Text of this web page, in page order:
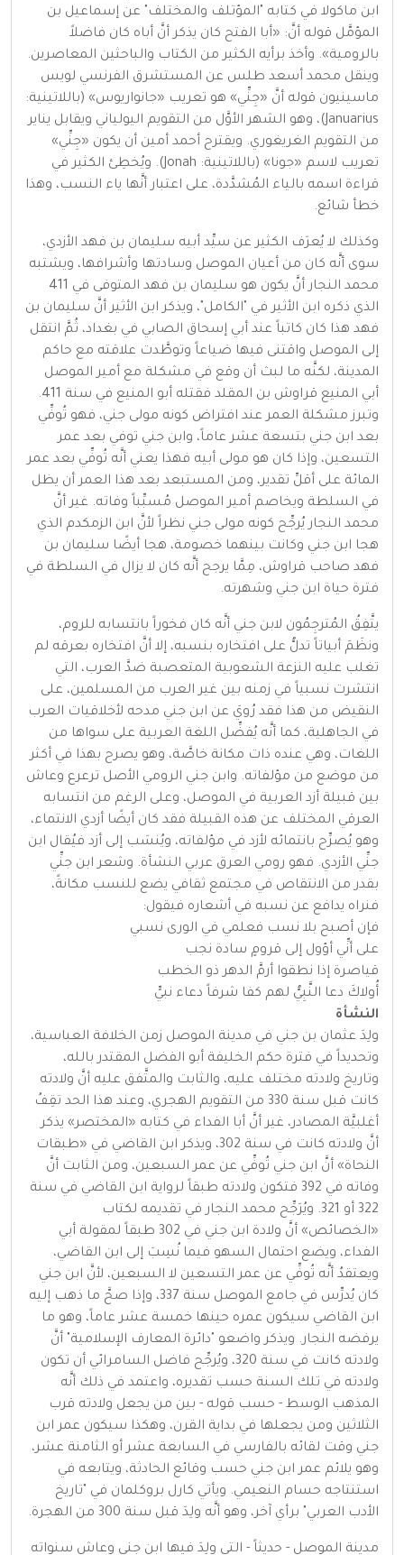
ابن ماكولا في كتابه "المؤتلف والمختلف" عن إسماعيل بن
المؤمَّل قوله أنَّ: «أبا الفتح كان يذكر أنَّ أباه كان فاضلاً
بالرومية». وأخذ برأيه الكثير من الكتاب والباحثين المعاصرين.
وينقل محمد أسعد طلس عن المستشرق الفرنسي لويس
ماسينيون قوله أنَّ «جِنِّي» هو تعريب «جانواريوس» (باللاتينية:
Januarius)، وهو الشهر الأوَّل من التقويم اليولياني ويقابل يناير
من التقويم الغريغوري. ويقترح أحمد أمين أن يكون «جِنِّي»
تعريب لاسم «جونا» (باللاتينية: Jonah). ويُخطِئ الكثير في
قراءة اسمه بالياء المُشدَّدة، على اعتبار أنَّها ياء النسب، وهذا
خطأ شائع.
وكذلك لا يُعرَف الكثير عن سيِّد أبيه سليمان بن فهد الأزدي،
سوى أنَّه كان من أعيان الموصل وسادتها وأشرافها، ويشتبه
محمد النجار أنَّ يكون هو سليمان بن فهد المتوفى في 411
الذي ذكره ابن الأثير في "الكامل"، ويذكر ابن الأثير أنَّ سليمان بن
فهد هذا كان كاتباً عند أبي إسحاق الصابي في بغداد، ثُمَّ انتقل
إلى الموصل واقتنى فيها ضياعاً وتوطَّدت علاقته مع حاكم
المدينة، لكنَّه ما لبث أن وقع في مشكلة مع أمير الموصل
أبي المنيع قراوش بن المقلد فقتله أبو المنيع في سنة 411.
وتبرز مشكلة العمر عند افتراض كونه مولى جني، فهو تُوفِّي
بعد ابن جني بتسعة عشر عاماً، وابن جني توفي بعد عمر
التسعين، وإذا كان هو مولى أبيه فهذا يعني أنَّه تُوفِّي بعد عمر
المائة على أقلِّ تقدير، ومن المستبعد بعد هذا العمر أن يظل
في السلطة ويخاصم أمير الموصل مُسبِّباً وفاته. غير أنَّ
محمد النجار يُرجِّح كونه مولى جني نظراً لأنَّ ابن الزمكدم الذي
هجا ابن جني وكانت بينهما خصومة، هجا أيضًا سليمان بن
فهد صاحب قراوش، مِمَّا يرجح أنَّه كان لا يزال في السلطة في
فترة حياة ابن جني وشهرته.
يتَّفِقُ المُترجِمُون لابن جني أنَّه كان فخوراً بانتسابه للروم،
ونظَمَ أبياتاً تدلُّ على افتخاره بنسبه، إلا أنَّ افتخاره بعرقه لم
تغلب عليه النزعة الشعوبية المتعصبة ضدَّ العرب، التي
انتشرت نسبياً في زمنه بين غير العرب من المسلمين، على
النقيض من هذا فقد رُويَ عن ابن جني مدحه لأخلاقيات العرب
في الجاهلية، كما أنَّه يُفضِّل اللغة العربية على سواها من
اللغات، وهي عنده ذات مكانة خاصَّة، وهو يصرح بهذا في أكثر
من موضع من مؤلفاته. وابن جني الرومي الأصل ترعرع وعاش
بين قبيلة أزد العربية في الموصل، وعلى الرغم من انتسابه
العرقي المختلف عن هذه القبيلة فقد كان أيضًا أزدي الانتماء،
وهو يُصرِّح بانتمائه لأزد في مؤلفاته، ويُنسَب إلى أزد فيُقال ابن
جنِّي الأزدي. فهو رومي العرق عربي النشأة. وشعر ابن جنِّي
بقدر من الانتقاص في مجتمع ثقافي يضع للنسب مكانةً،
فنراه يدافع عن نسبه في أشعاره فيقول:
فإن أصبح بلا نسب فعلمي في الورى نسبي
على أنِّي أؤول إلى قرومٍ سادة نجب
قياصرة إذا نطقوا أرمَّ الدهر ذو الخطب
أُولاكَ دعا النَّبِيُّ لهم كفا شرفاً دعاء نبيٍّ
النشأة
ولِدَ عثمان بن جني في مدينة الموصل زمن الخلافة العباسية،
وتحديداً في فترة حكم الخليفة أبو الفضل المقتدر بالله،
وتاريخ ولادته مختلف عليه، والثابت والمتَّفق عليه أنَّ ولادته
كانت قبل سنة 330 من التقويم الهجري، وعند هذا الحد تقِفُ
أغلبيَّة المصادر، غير أنَّ أبا الفداء في كتابه «المختصر» يذكر
أنَّ ولادته كانت في سنة 302، ويذكر ابن القاضي في «طبقات
النحاة» أنَّ ابن جني تُوفِّي عن عمر السبعين، ومن الثابت أنَّ
وفاته في 392 فتكون ولادته طبقاً لرواية ابن القاضي في سنة
322 أو 321. ويُرَجِّح محمد النجار في تقديمه لكتاب
«الخصائص» أنَّ ولادة ابن جني في 302 طبقاً لمقولة أبي
الفداء، ويضع احتمال السهو فيما نُسِبَ إلى ابن القاضي،
ويعتقدُ أنَّه تُوفِّي عن عمر التسعين لا السبعين، لأنَّ ابن جني
كان يُدرِّس في جامع الموصل سنة 337، وإذا صحَّ ما ذهب إليه
ابن القاضي سيكون عمره حينها خمسة عشر عاماً، وهو ما
يرفضه النجار. ويذكر واضعو "دائرة المعارف الإسلامية" أنَّ
ولادته كانت في سنة 320، ويُرجِّح فاضل السامرائي أن تكون
ولادته في تلك السنة حسب تقديره، واعتمد في ذلك أنَّه
المذهب الوسط - حسب قوله - بين من يجعل ولادته قرب
الثلاثين ومن يجعلها في بداية القرن، وهكذا سيكون عمر ابن
جني وقت لقائه بالفارسي في السابعة عشر أو الثامنة عشر،
وهو يلائم عمر ابن جني حسب وقائع الحادثة، ويتابعه في
استنتاجه حسام النعيمي. ويأتي كارل بروكلمان في "تاريخ
الأدب العربي" برأي آخر، وهو أنَّه ولِدَ قبل سنة 300 من الهجرة.
مدينة الموصل - حديثاً - التي ولِدَ فيها ابن جني وعاش سنواته